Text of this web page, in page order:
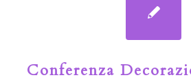
Conferenza